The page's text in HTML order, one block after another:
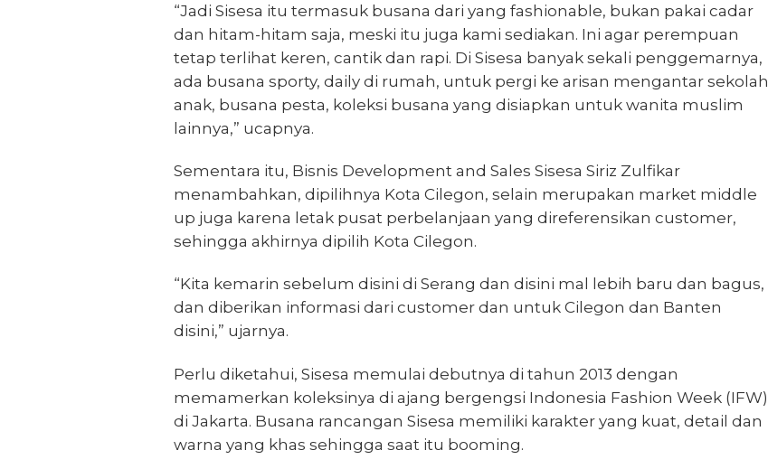
“Jadi Sisesa itu termasuk busana dari yang fashionable, bukan pakai cadar
dan hitam-hitam saja, meski itu juga kami sediakan. Ini agar perempuan
tetap terlihat keren, cantik dan rapi. Di Sisesa banyak sekali penggemarnya,
ada busana sporty, daily di rumah, untuk pergi ke arisan mengantar sekolah
anak, busana pesta, koleksi busana yang disiapkan untuk wanita muslim
lainnya,” ucapnya.
Sementara itu, Bisnis Development and Sales Sisesa Siriz Zulfikar
menambahkan, dipilihnya Kota Cilegon, selain merupakan market middle
up juga karena letak pusat perbelanjaan yang direferensikan customer,
sehingga akhirnya dipilih Kota Cilegon.
“Kita kemarin sebelum disini di Serang dan disini mal lebih baru dan bagus,
dan diberikan informasi dari customer dan untuk Cilegon dan Banten
disini,” ujarnya.
Perlu diketahui, Sisesa memulai debutnya di tahun 2013 dengan
memamerkan koleksinya di ajang bergengsi Indonesia Fashion Week (IFW)
di Jakarta. Busana rancangan Sisesa memiliki karakter yang kuat, detail dan
warna yang khas sehingga saat itu booming.